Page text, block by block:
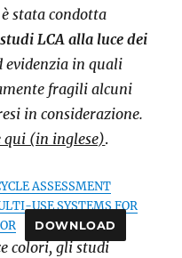
stata condotta
LCA alla luce dei
evidenzia in quali
fragili alcuni
in considerazione.
qui (in inglese).
ASSESSMENT
USE SYSTEMS FOR
DOWNLOAD
colori, gli studi